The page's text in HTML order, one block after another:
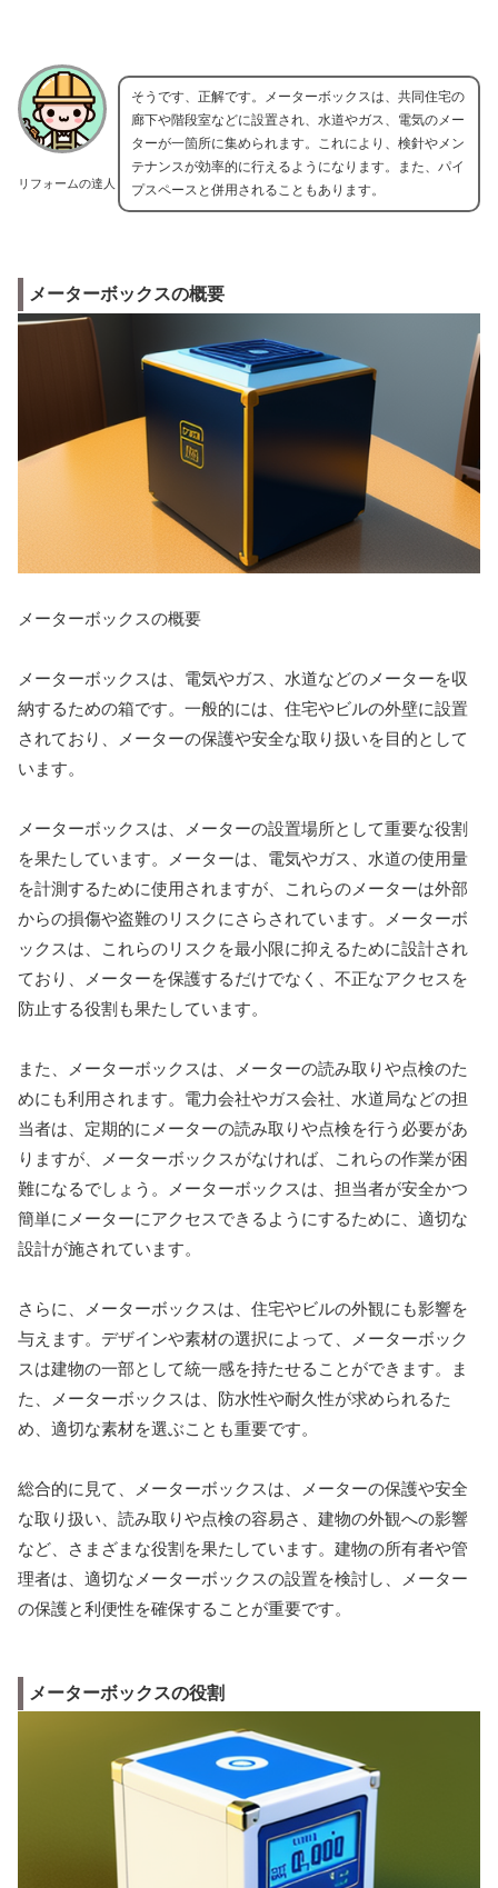
リフォームの達人
そうです、正解です。メーターボックスは、共同住宅の
廊下や階段室などに設置され、水道やガス、電気のメー
ターが一箇所に集められます。これにより、検針やメン
テナンスが効率的に行えるようになります。また、パイ
プスペースと併用されることもあります。
メーターボックスの概要
メーターボックスの概要
メーターボックスは、電気やガス、水道などのメーターを収
納するための箱です。一般的には、住宅やビルの外壁に設置
されており、メーターの保護や安全な取り扱いを目的として
います。
メーターボックスは、メーターの設置場所として重要な役割
を果たしています。メーターは、電気やガス、水道の使用量
を計測するために使用されますが、これらのメーターは外部
からの損傷や盗難のリスクにさらされています。メーターボ
ックスは、これらのリスクを最小限に抑えるために設計され
ており、メーターを保護するだけでなく、不正なアクセスを
防止する役割も果たしています。
また、メーターボックスは、メーターの読み取りや点検のた
めにも利用されます。電力会社やガス会社、水道局などの担
当者は、定期的にメーターの読み取りや点検を行う必要があ
りますが、メーターボックスがなければ、これらの作業が困
難になるでしょう。メーターボックスは、担当者が安全かつ
簡単にメーターにアクセスできるようにするために、適切な
設計が施されています。
さらに、メーターボックスは、住宅やビルの外観にも影響を
与えます。デザインや素材の選択によって、メーターボック
スは建物の一部として統一感を持たせることができます。ま
た、メーターボックスは、防水性や耐久性が求められるた
め、適切な素材を選ぶことも重要です。
総合的に見て、メーターボックスは、メーターの保護や安全
な取り扱い、読み取りや点検の容易さ、建物の外観への影響
など、さまざまな役割を果たしています。建物の所有者や管
理者は、適切なメーターボックスの設置を検討し、メーター
の保護と利便性を確保することが重要です。
メーターボックスの役割